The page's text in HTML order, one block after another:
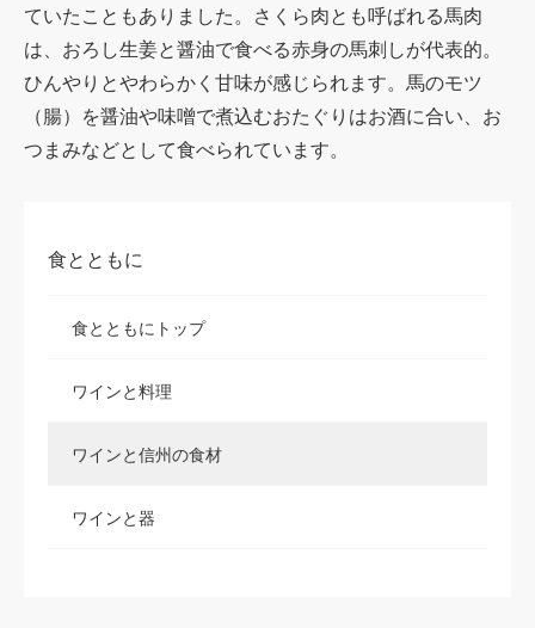
食とともに
食とともにトップ
ワインと料理
ワインと信州の食材
ワインと器
ていたこともありました。さくら肉とも呼ばれる馬肉
は、おろし生姜と醤油で食べる赤身の馬刺しが代表的。
ひんやりとやわらかく甘味が感じられます。馬のモツ
（腸）を醤油や味噌で煮込むおたぐりはお酒に合い、お
つまみなどとして食べられています。